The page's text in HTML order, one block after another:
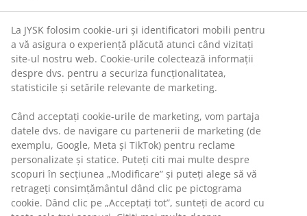
Unitate de stoc: 5088329
Specificații
Recenzii
(18)
Livrare
Vă personalizăm experiența
La JYSK folosim cookie-uri și identificatori mobili pentru a
vă asigura o experiență plăcută atunci când vizitați site-ul
nostru web. Cookie-urile colectează informații despre dvs.
pentru a securiza funcționalitatea, statisticile și setările
relevante de marketing.
Când acceptați cookie-urile de marketing, vom partaja
datele dvs. de navigare cu partenerii de marketing (de
exemplu, Google, Meta și TikTok) pentru reclame
personalizate și statice. Puteți citi mai multe despre